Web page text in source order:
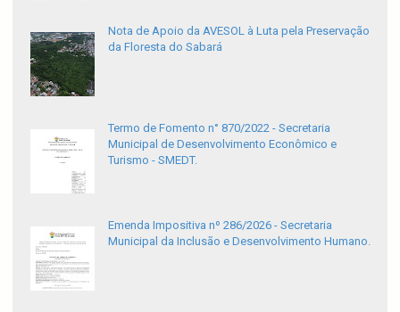
Nota de Apoio da AVESOL à Luta pela Preservação
da Floresta do Sabará
Termo de Fomento n° 870/2022 - Secretaria
Municipal de Desenvolvimento Econômico e
Turismo - SMEDT.
Emenda Impositiva nº 286/2026 - Secretaria
Municipal da Inclusão e Desenvolvimento Humano.